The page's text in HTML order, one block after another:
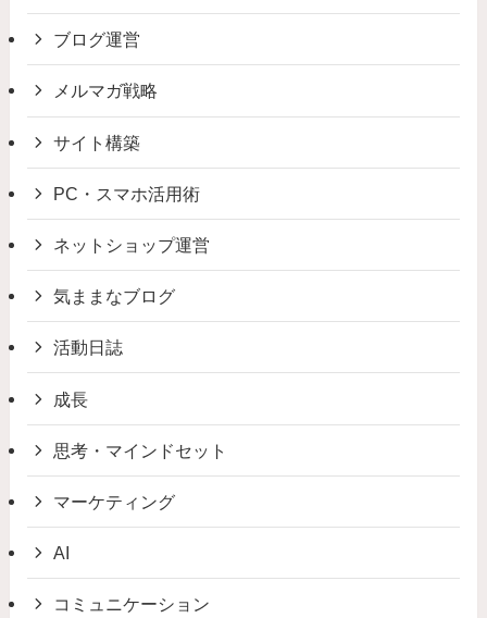
ブログ運営
メルマガ戦略
サイト構築
PC・スマホ活用術
ネットショップ運営
気ままなブログ
活動日誌
成長
思考・マインドセット
マーケティング
AI
コミュニケーション